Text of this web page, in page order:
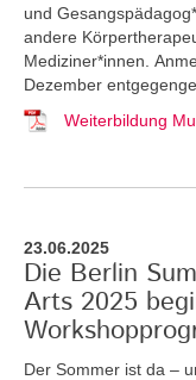
und
andere
Mediziner*innen.
Dezember
Weiterbildung
23.06.2025
Die Berlin
Arts 2025
Der Sommer ist da –